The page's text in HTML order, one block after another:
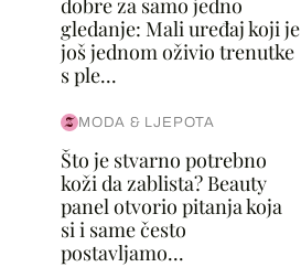
dobre za samo jedno
gledanje: Mali uređaj koji je
još jednom oživio trenutke
s ple...
MODA & LJEPOTA
Što je stvarno potrebno
koži da zablista? Beauty
panel otvorio pitanja koja
si i same često
postavljamo...